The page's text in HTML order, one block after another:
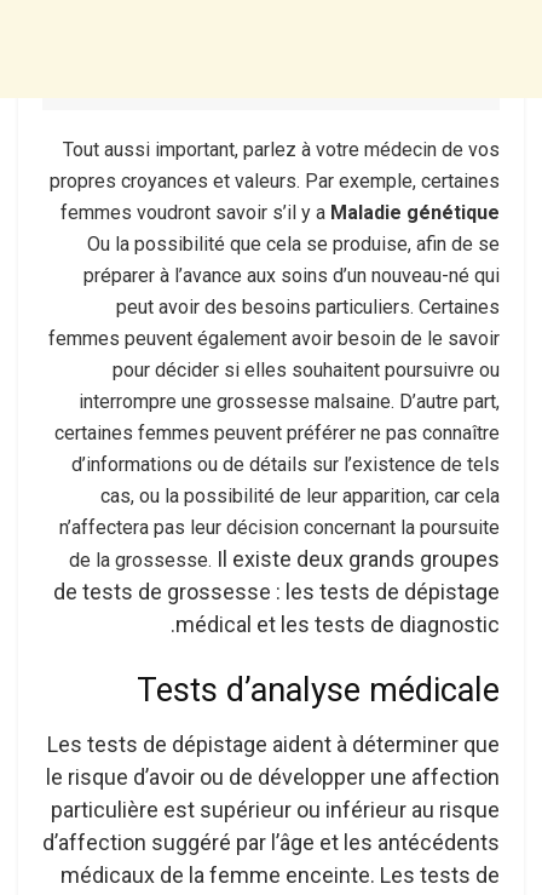
Tout aussi important, parlez à votre médecin de vos
propres croyances et valeurs. Par exemple, certaines
femmes voudront savoir s’il y a Maladie génétique
Ou la possibilité que cela se produise, afin de se
préparer à l’avance aux soins d’un nouveau-né qui
peut avoir des besoins particuliers. Certaines
femmes peuvent également avoir besoin de le savoir
pour décider si elles souhaitent poursuivre ou
interrompre une grossesse malsaine. D’autre part,
certaines femmes peuvent préférer ne pas connaître
d’informations ou de détails sur l’existence de tels
cas, ou la possibilité de leur apparition, car cela
n’affectera pas leur décision concernant la poursuite
de la grossesse. Il existe deux grands groupes
de tests de grossesse : les tests de dépistage
médical et les tests de diagnostic.
Tests d’analyse médicale
Les tests de dépistage aident à déterminer que
le risque d’avoir ou de développer une affection
particulière est supérieur ou inférieur au risque
d’affection suggéré par l’âge et les antécédents
médicaux de la femme enceinte. Les tests de